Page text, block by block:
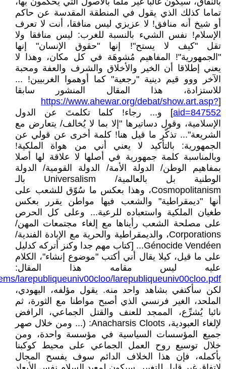
تماما كذلك الذي يقول في المنطقة المقدسة عن حاكم
أو شيخ أنه منافق! لا عزيزي ليس منافقا، أنت لا تعرف
الإسلام! نفس الشيء بالنسبة للغرب: ليس منافقا ولا
تقل "كيف لا يستح"! إنها "حقوق الإنسان" إنها
"الجمهورية"! المفاهيم مُشوهَة في كل مكان، وهذا لا
يعني إطلاقا أن الخير والأخلاق والشرف والعفة ومحبة
الآخر ووو قيم دينية "رجعية" كما أوهموا الغربيين! ...
للاستزادة، هذا المقال المنشور سابقا
[
https://www.ahewar.org/debat/show.art.asp?
aid=847552] و... رجاء! كلما تكلمتَ عن الدول
الإسلامية، وقول دساتيرها "إلا بما لا يُخالف/ يتعارض مع
الشريعة"... تذكّر ما قيل هنا! كلمة أخرى عن قولي عن
الجمهورية: بالتأكيد لا يعني أني من هواة الملكية!
وبالمناسبة كلمة جمهورية في أصلها لا علاقة لها أصلا
بمفاهيم الوطن/ الدولة الأمة/ الدولة القومية/ الدولة
الوطنية بل بالعالمية/ Universalism بالـ
Cosmopolitanism، وهذا بعكس ما سُوّق للشعب على
أنها "ديمقراطية" والشعب فيها مواطن يقرر بعكس
طغيان الملكية واستعباده للرعية... وعلى كل الحرص
على مصلحة الشعب رأيناها مع إلغاء مجتمعات المهن/
Corporations، والديمقراطية والحرية مع الإبادة الفندية/
Génocide Vendéen... [كتاب مهم جدا وكنز أتركه كدليل
على ما قيل، كيلا يقال أني أكتب "موضوع إنشاء"، الكلام
عليه ليس مقامه هذا المقال:
larepubliqueuniv00cloo/larepubliqueuniv00cloo.pdf
لكن سأكتفي بشاهد واحد منه. يقول مؤلفه، اليهودي،
الملحد، الغير فرنسي الذي أصبح مواطنا مع الثورة، ثم
نائبا يُشرِّع، الممجد للعنف والقتل الجماعي، الرافض
لإلغاء العبودية، Anacharsis Cloots: (... ومن خلال صهر
جميع المؤسسات السياسية في مؤسسة واحدة، ومن
خلال توسيع روح العمل الجماعي على محيط كوكبنا
بأكمله، فإن هذا الخلاف الدائم سوف يفسح المجال